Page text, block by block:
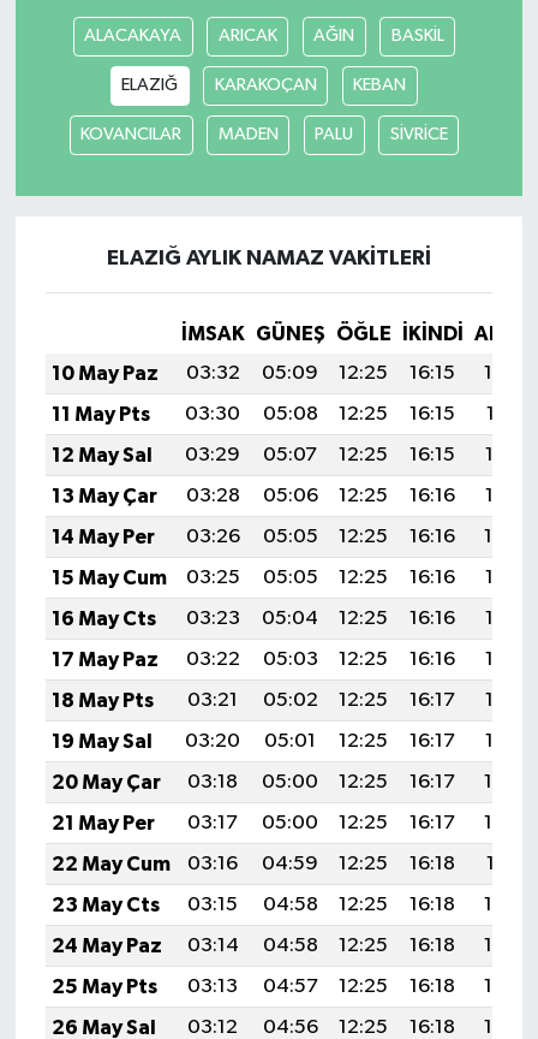
ALACAKAYA ARICAK AĞIN BASKİL
ELAZIĞ KARAKOÇAN KEBAN
KOVANCILAR MADEN PALU SİVRİCE
ELAZIĞ AYLIK NAMAZ VAKITLERI
İMSAK GÜNEŞ ÖĞLE İKINDI
10 May Paz
03:32 05:09 12:25 16:15
19:30
11 May Pts
03:30 05:08 12:25 16:15
19:31
12 May Sal
03:29 05:07 12:25 16:15
19:32
13 May Çar
03:28 05:06 12:25 16:16
19:33
14 May Per
03:26 05:05 12:25 16:16
19:34
15 May Cum
03:25 05:05 12:25 16:16
19:35
16 May Cts
03:23 05:04 12:25 16:16
19:35
17 May Paz
03:22 05:03 12:25 16:16
19:36
18 May Pts
03:21 05:02 12:25 16:17
19:37
19 May Sal
03:20 05:01 12:25 16:17
19:38
20 May Çar
03:18 05:00 12:25 16:17
19:39
21 May Per
03:17 05:00 12:25 16:17
19:40
22 May Cum
03:16 04:59 12:25 16:18
19:41
23 May Cts
03:15 04:58 12:25 16:18
19:42
24 May Paz
03:14 04:58 12:25 16:18
19:42
25 May Pts
03:13 04:57 12:25 16:18
19:43
26 May Sal
03:12 04:56 12:25 16:18
19:44